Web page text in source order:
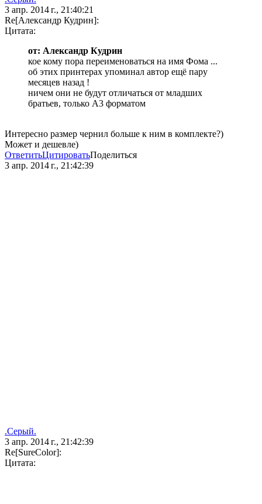
3 апр. 2014 г., 21:40:21
Re[Александр Кудрин]:
Цитата:
от: Александр Кудрин
кое кому пора переименоваться на имя Фома ...
об этих принтерах упоминал автор ещё пару
месяцев назад !
ничем они не будут отличаться от младших
братьев, только А3 форматом
Интересно размер чернил больше к ним в комплекте?)
Может и дешевле)
ОтветитьЦитироватьПоделиться
3 апр. 2014 г., 21:42:39
.Серый.
3 апр. 2014 г., 21:42:39
Re[SureColor]:
Цитата: